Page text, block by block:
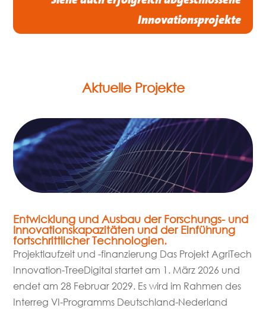
Innovationsprojekte
Aktuelle Projekte
Entwicklung und Ausbau der Forschungs- und
Innovationskapazitäten und der Einführung
fortschrittlicher Technologien.
Projektlaufzeit und -finanzierung Das Projekt AgriTech
Innovation-TreeDigital startet am 1. März 2026 und
endet am 28 Februar 2029. Es wird im Rahmen des
Interreg VI-Programms Deutschland-Nederland